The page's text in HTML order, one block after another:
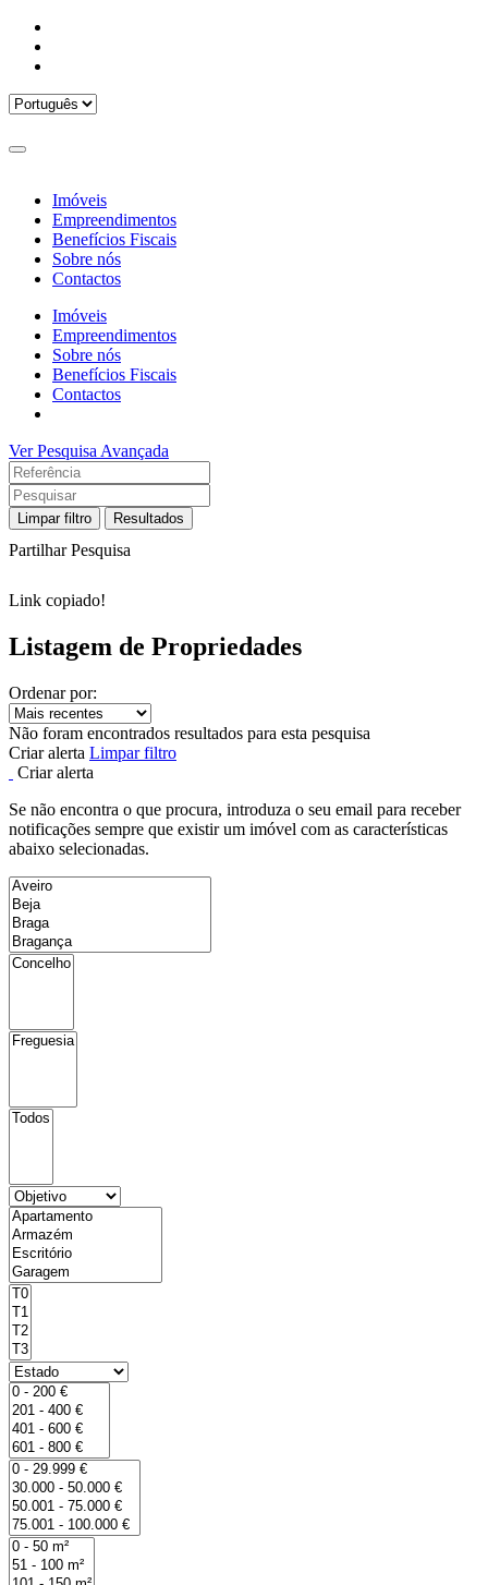
Imóveis
Empreendimentos
Benefícios Fiscais
Sobre nós
Contactos
Imóveis
Empreendimentos
Sobre nós
Benefícios Fiscais
Contactos
Ver Pesquisa Avançada
Limpar filtro Resultados
Partilhar Pesquisa
Link copiado!
Listagem de Propriedades
Ordenar por:
Não foram encontrados resultados para esta pesquisa
Criar alerta Limpar filtro
Criar alerta
Se não encontra o que procura, introduza o seu email para receber
notificações sempre que existir um imóvel com as características
abaixo selecionadas.